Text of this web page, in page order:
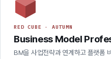
RED CUBE · AUTUMN
Business Model
BM을 사업전략과 연계하고 플랫폼